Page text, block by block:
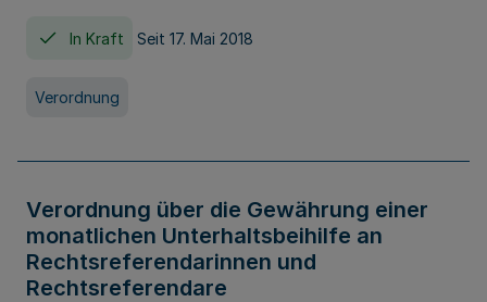
In Kraft Seit 17. Mai 2018
Verordnung
Verordnung über die Gewährung einer
monatlichen Unterhaltsbeihilfe an
Rechtsreferendarinnen und
Rechtsreferendare